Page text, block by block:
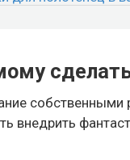
собственными
внедрить